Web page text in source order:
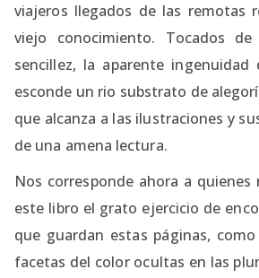
viajeros llegados de las remotas
viejo conocimiento. Tocados
sencillez, la aparente
esconde un rio substrato de
que alcanza a las ilustraciones y
de una amena lectura.
Nos corresponde ahora a quienes
este libro el grato ejercicio de
que guardan estas páginas,
facetas del color ocultas en las